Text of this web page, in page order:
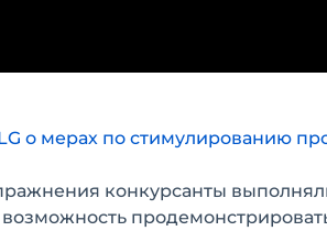
о мерах по стимулированию
конкурсанты
возможность